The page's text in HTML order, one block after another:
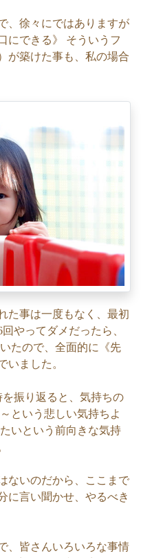
、徐々にではありますが
にできる》 そういうフ
が築けた事も、私の場合
た事は一度もなく、最初
やってダメだったら、
たので、全面的に《先
いました。
振り返ると、気持ちの
という悲しい気持ちよ
いという前向きな気持
ないのだから、ここまで
に言い聞かせ、やるべき
、皆さんいろいろな事情